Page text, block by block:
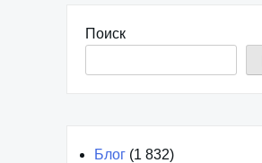
Поиск
Блог (1 832)